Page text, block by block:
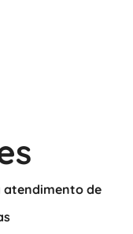
atendimento de